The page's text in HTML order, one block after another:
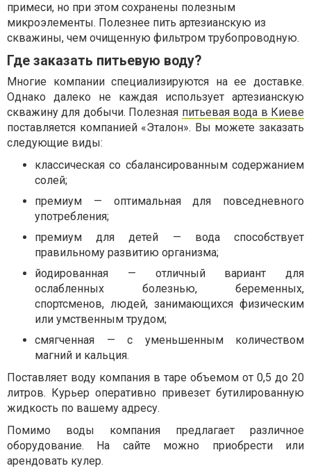
примеси, но при этом сохранены полезным
микроэлементы. Полезнее пить артезианскую из
скважины, чем очищенную фильтром трубопроводную.
Где заказать питьевую воду?
Многие компании специализируются на ее доставке.
Однако далеко не каждая использует артезианскую
скважину для добычи. Полезная питьевая вода в Киеве
поставляется компанией «Эталон». Вы можете заказать
следующие виды:
классическая со сбалансированным содержанием
солей;
премиум — оптимальная для повседневного
употребления;
премиум для детей — вода способствует
правильному развитию организма;
йодированная — отличный вариант для
ослабленных болезнью, беременных,
спортсменов, людей, занимающихся физическим
или умственным трудом;
смягченная — с уменьшенным количеством
магний и кальция.
Поставляет воду компания в таре объемом от 0,5 до 20
литров. Курьер оперативно привезет бутилированную
жидкость по вашему адресу.
Помимо воды компания предлагает различное
оборудование. На сайте можно приобрести или
арендовать кулер.